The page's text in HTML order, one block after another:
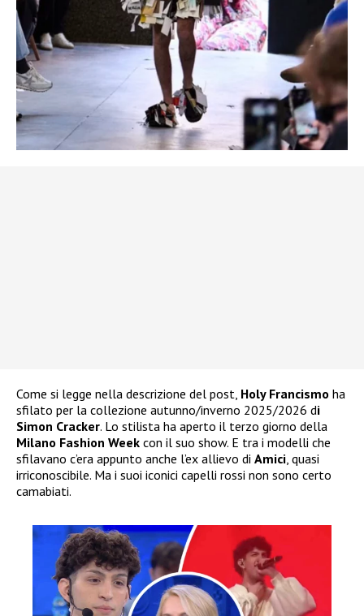
Come si legge nella descrizione del post, Holy Francismo ha
sfilato per la collezione autunno/inverno 2025/2026 di
Simon Cracker. Lo stilista ha aperto il terzo giorno della
Milano Fashion Week con il suo show. E tra i modelli che
sfilavano c’era appunto anche l’ex allievo di Amici, quasi
irriconoscibile. Ma i suoi iconici capelli rossi non sono certo
camabiati.